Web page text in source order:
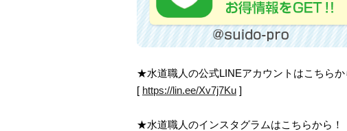
★水道職人の公式LINEアカウントはこちらか
[ https://lin.ee/Xv7j7Ku ]
★水道職人のインスタグラムはこちらから！